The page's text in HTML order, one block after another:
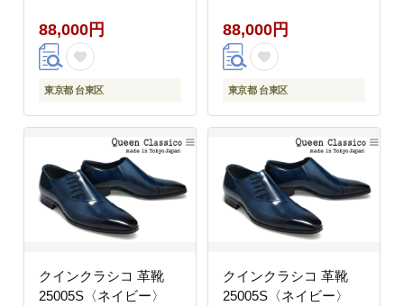
ポン 牛革
88,000円
東京都 台東区
ポン 牛革
88,000円
東京都 台東区
クインクラシコ 革靴
25005S〈ネイビー〉
クインクラシコ 革靴
25005S〈ネイビー〉